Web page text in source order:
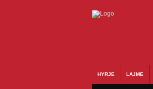
HYRJE LAJME